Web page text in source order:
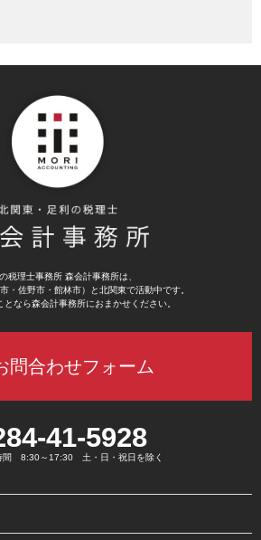
税理士事務所 森会計事務所は、
・佐野市・館林市）と北関東で活動中です。
となら森会計事務所におまかせください。
問合わせフォーム
41-5928
間 8:30～17:30 土・日・祝日を除く